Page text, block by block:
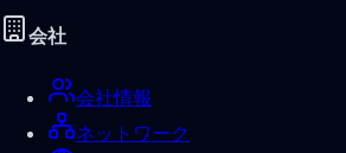
会社
会社情報
ネットワーク